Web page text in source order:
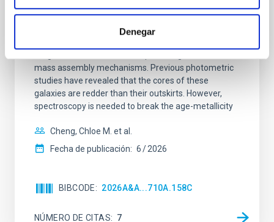
Denegar
SUSPENSE
Spatially resolved stellar populations of massive
mass assembly mechanisms. Previous photometric
studies have revealed that the cores of these
galaxies are redder than their outskirts. However,
spectroscopy is needed to break the age-metallicity
Cheng, Chloe M. et al.
Fecha de publicación: 6 2026
BIBCODE 2026A&A...710A.158C
NÚMERO DE CITAS 7